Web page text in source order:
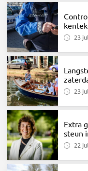
23
23
Extra
steun
22